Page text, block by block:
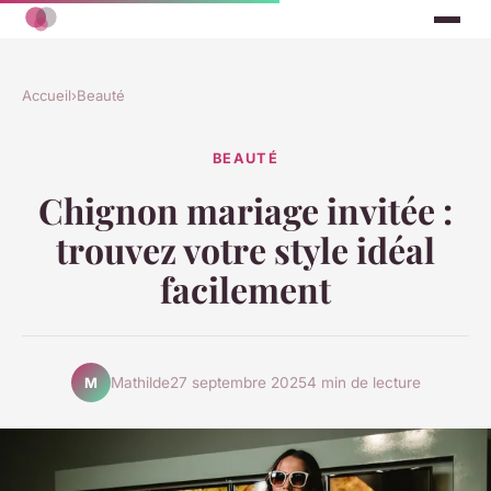
Accueil›Beauté
BEAUTÉ
Chignon mariage invitée :
trouvez votre style idéal
facilement
M Mathilde27 septembre 20254 min de lecture